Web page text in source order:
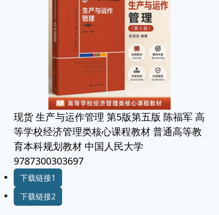
现货 生产与运作管理 第5版第五版 陈福军 高
等学校经济管理类核心课程教材 普通高等教
育本科规划教材 中国人民大学
9787300303697
下载链接1
下载链接2